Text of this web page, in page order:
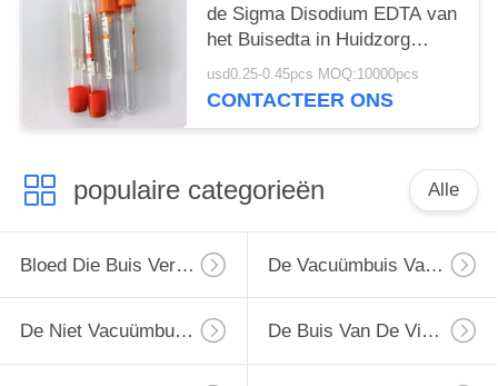
de Sigma Disodium EDTA van
het Buisedta in Huidzorg
verzamelen
usd0.25-0.45pcs MOQ:10000pcs
CONTACTEER ONS
populaire categorieën Alle
Bloed Die Buis Verzamelen De Vacuümbuis Van De Bloedinzameling
De Niet Vacuümbuis Van De Bloedinzameling De Buis Van De Virusbemonstering